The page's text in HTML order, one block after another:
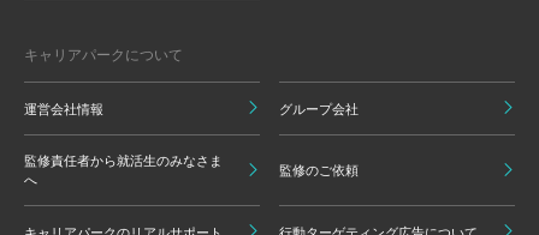
キャリアパークについて
運営会社情報 グループ会社
監修責任者から就活生のみなさま
へ
監修のご依頼